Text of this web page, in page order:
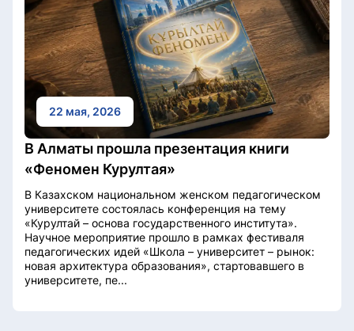
22 мая, 2026
В Алматы прошла презентация книги
«Феномен Курултая»
В Казахском национальном женском педагогическом
университете состоялась конференция на тему
«Курултай – основа государственного института».
Научное мероприятие прошло в рамках фестиваля
педагогических идей «Школа – университет – рынок:
новая архитектура образования», стартовавшего в
университете, пе...